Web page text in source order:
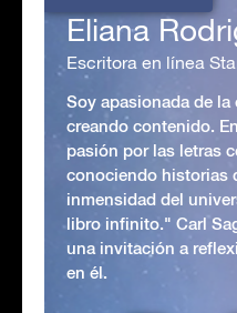
Eliana
Escritora en línea
Soy apasionada de
creando contenido.
pasión por las letras
conociendo historias
inmensidad del
libro infinito." Carl
una invitación a
en él.